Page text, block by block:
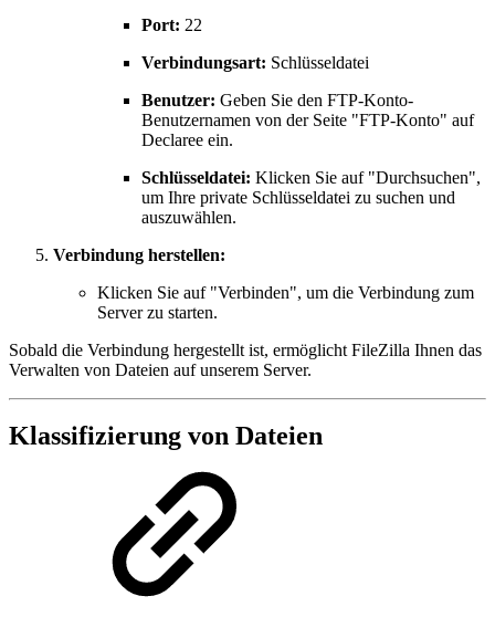
Port: 22
Verbindungsart: Schlüsseldatei
Benutzer: Geben Sie den FTP-Konto-
Benutzernamen von der Seite "FTP-Konto" auf
Declaree ein.
Schlüsseldatei: Klicken Sie auf "Durchsuchen",
um Ihre private Schlüsseldatei zu suchen und
auszuwählen.
Verbindung herstellen:
Klicken Sie auf "Verbinden", um die Verbindung zum
Server zu starten.
Sobald die Verbindung hergestellt ist, ermöglicht FileZilla Ihnen das
Verwalten von Dateien auf unserem Server.
Klassifizierung von Dateien